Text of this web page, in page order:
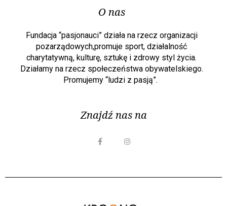
O nas
Fundacja “pasjonauci” działa na rzecz organizacji
pozarządowych,promuje sport, działalność
charytatywną, kulturę, sztukę i zdrowy styl życia.
Działamy na rzecz społeczeństwa obywatelskiego.
Promujemy “ludzi z pasją”.
Znajdź nas na